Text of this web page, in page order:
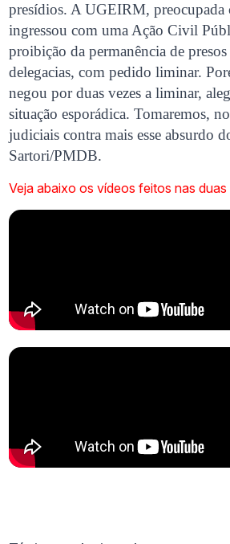
presídios. A UGEIRM, preocupada
ingressou com uma Ação Civil
proibição da permanência de presos
delegacias, com pedido liminar.
negou por duas vezes a liminar,
situação esporádica. Tomaremos,
judiciais contra mais esse absurdo
Sartori/PMDB.
Veja abaixo os vídeos feitos nas